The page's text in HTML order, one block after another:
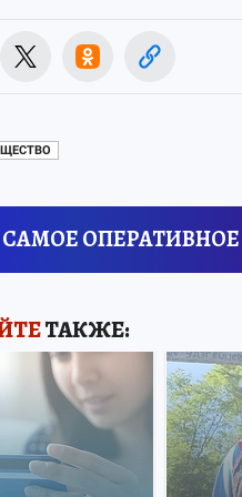
САМОЕ ОПЕРАТИВНОЕ
ТАКЖЕ: